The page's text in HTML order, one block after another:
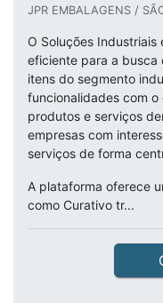
JPR EMBALAGENS /
O Soluções
eficiente para a busca
itens do segmento
funcionalidades com
produtos e serviços
empresas com
serviços de forma
A plataforma oferece
como Curativo tr...